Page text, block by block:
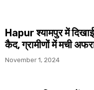
Hapur श्यामपुर में
कैद, ग्रामीणों में मची
November 1, 2024